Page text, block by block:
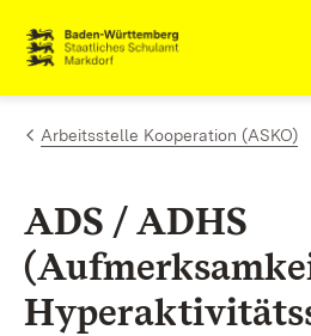
Zum Inhalt springen
Link zur Startseite
Arbeitsstelle Kooperation (ASKO)
ADS / ADHS